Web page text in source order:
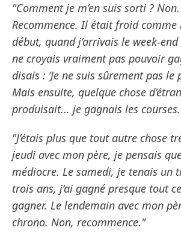
"Comment je m’en suis sorti ?
Recommence. Il était froid comme
début, quand j’arrivais le week-
ne croyais vraiment pas pouvoir
disais : ’Je ne suis sûrement pas le
Mais ensuite, quelque chose
produisait... je gagnais les
"J’étais plus que tout autre chose
jeudi avec mon père, je pensais
médiocre. Le samedi, je tenais un
trois ans, j’ai gagné presque tout
gagner. Le lendemain avec mon
chrono. Non, recommence."